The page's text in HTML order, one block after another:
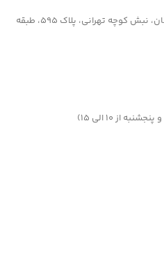
تهران، میدان رسالت،خیابان سمنگان، نبش کوچه تهرانی، پلاک ۵۹۵، طبقه